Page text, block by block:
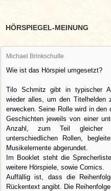
HÖRSPIEGEL-MEINUNG
Michael Brinkschulte
Wie ist das Hörspiel umgesetzt?
Tilo Schmitz gibt in typischer
wieder alles, um den Titelhelden
erwecken. Seine Rolle wird in den
Geschichten jeweils von einer
Anzahl, zum Teil gleicher
unterschiedlichen Rollen,
Musikelemente abgerundet.
Im Booklet steht die
weitere Hörspiele, sowie Comics.
Auffällig ist, dass die
Rückentext angibt. Die